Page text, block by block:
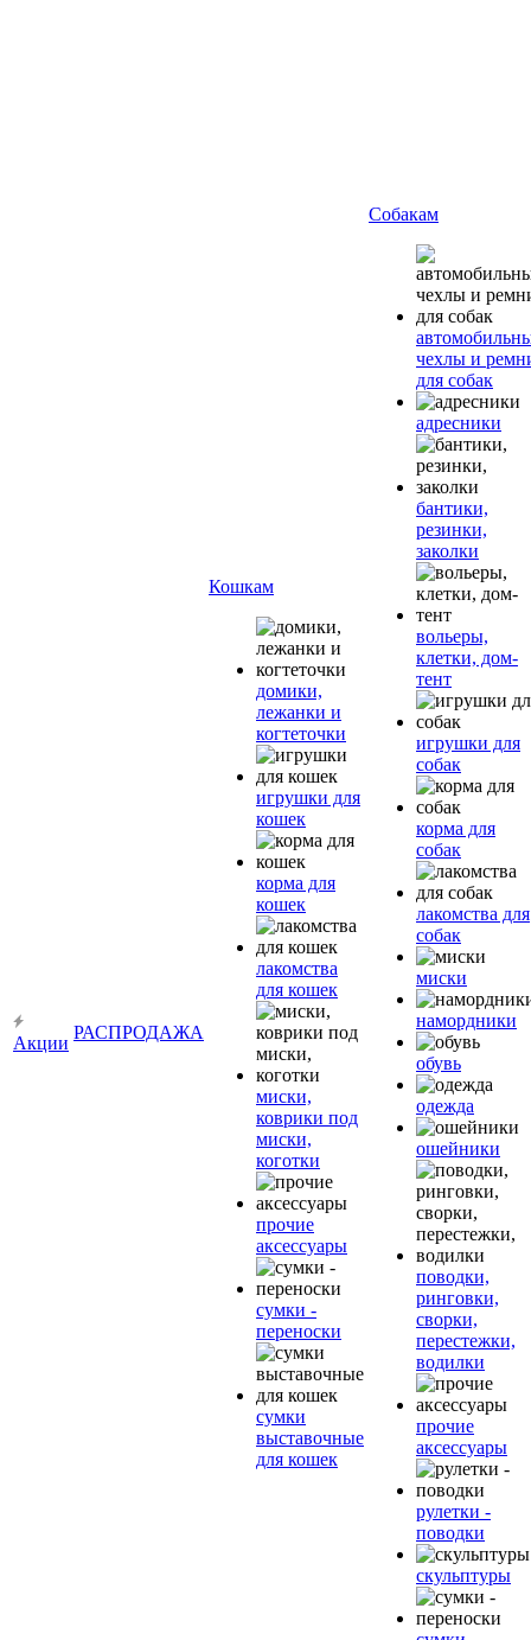
Акции
РАСПРОДАЖА
Кошкам
домики,
лежанки и
когтеточки
игрушки для
кошек
корма для
кошек
лакомства
для кошек
миски,
коврики под
миски,
коготки
прочие
аксессуары
сумки -
переноски
сумки
выставочные
для кошек
Собакам
чехлы и
для собак
адресники
бантики,
резинки,
заколки
вольеры,
клетки, дом-
тент
игрушки для
собак
корма для
собак
лакомства для
собак
миски
намордники
обувь
одежда
ошейники
поводки,
ринговки,
сворки,
перестежки,
водилки
прочие
аксессуары
рулетки -
поводки
скульптуры